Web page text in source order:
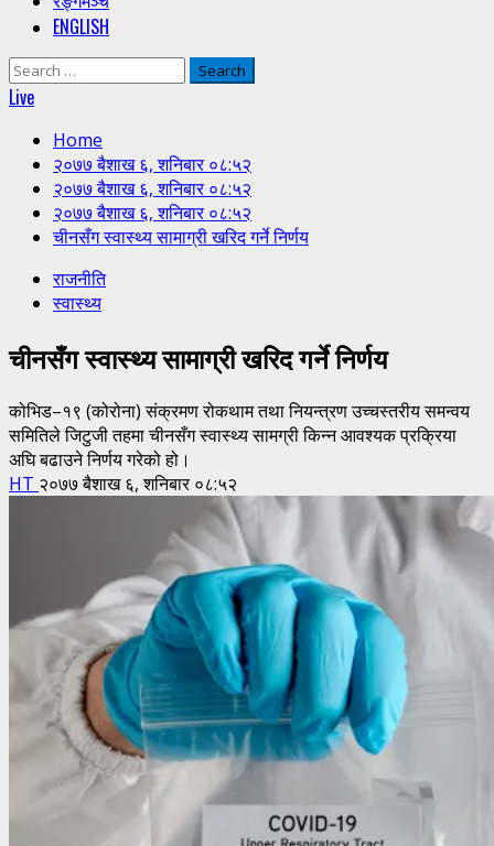
ENGLISH
Search
for:
Live
Home
२०७७ बैशाख ६, शनिबार ०८:५२
२०७७ बैशाख ६, शनिबार ०८:५२
२०७७ बैशाख ६, शनिबार ०८:५२
चीनसँग स्वास्थ्य सामाग्री खरिद गर्ने निर्णय
राजनीति
स्वास्थ्य
चीनसँग स्वास्थ्य सामाग्री खरिद गर्ने निर्णय
कोभिड–१९ (कोरोना) संक्रमण रोकथाम तथा नियन्त्रण उच्चस्तरीय समन्वय
समितिले जिटुजी तहमा चीनसँग स्वास्थ्य सामग्री किन्न आवश्यक प्रक्रिया
अघि बढाउने निर्णय गरेको हो।
HT २०७७ बैशाख ६, शनिबार ०८:५२